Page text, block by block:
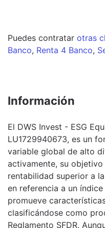
Puedes contratar otras
Banco, Renta 4 Banco,
Información
El DWS Invest - ESG
LU1729940673, es un
variable global de alto
activamente, su
rentabilidad superior a
en referencia a un
promueve
clasificándose como
Reglamento SFDR.